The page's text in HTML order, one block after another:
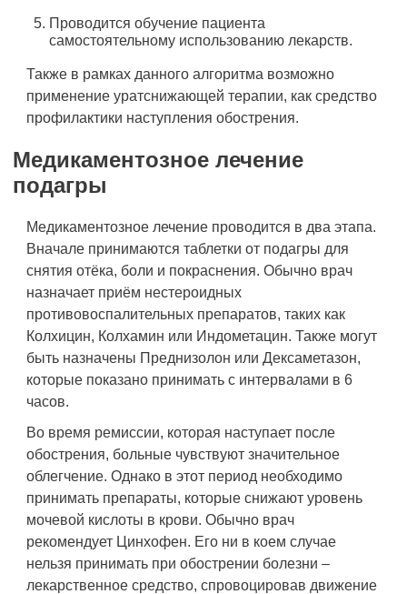
Проводится обучение пациента
самостоятельному использованию лекарств.
Также в рамках данного алгоритма возможно
применение уратснижающей терапии, как средство
профилактики наступления обострения.
Медикаментозное лечение
подагры
Медикаментозное лечение проводится в два этапа.
Вначале принимаются таблетки от подагры для
снятия отёка, боли и покраснения. Обычно врач
назначает приём нестероидных
противовоспалительных препаратов, таких как
Колхицин, Колхамин или Индометацин. Также могут
быть назначены Преднизолон или Дексаметазон,
которые показано принимать с интервалами в 6
часов.
Во время ремиссии, которая наступает после
обострения, больные чувствуют значительное
облегчение. Однако в этот период необходимо
принимать препараты, которые снижают уровень
мочевой кислоты в крови. Обычно врач
рекомендует Цинхофен. Его ни в коем случае
нельзя принимать при обострении болезни –
лекарственное средство, спровоцировав движение